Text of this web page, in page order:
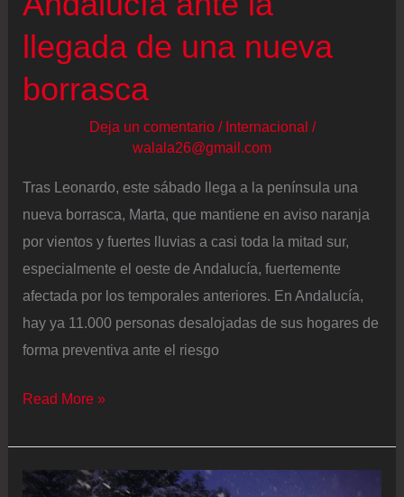
cortadas
llegada de una nueva
borrasca
Deja un comentario / Internacional /
walala26@gmail.com
Tras Leonardo, este sábado llega a la península una
nueva borrasca, Marta, que mantiene en aviso naranja
por vientos y fuertes lluvias a casi toda la mitad sur,
especialmente el oeste de Andalucía, fuertemente
afectada por los temporales anteriores. En Andalucía,
hay ya 11.000 personas desalojadas de sus hogares de
forma preventiva ante el riesgo
Últimas
del
temporal
Read More »